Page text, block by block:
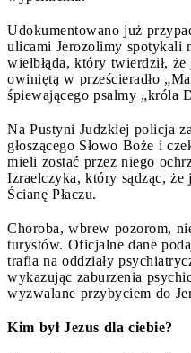
Udokumentowano już
ulicami Jerozolimy spotykali
wielbłąda, który twierdził,
owiniętą w prześcieradło
śpiewającego psalmy „króla
Na Pustyni Judzkiej policja
głoszącego Słowo Boże i
mieli zostać przez niego
Izraelczyka, który sądząc, że
Ścianę Płaczu.
Choroba, wbrew pozorom,
turystów. Oficjalne dane
trafia na oddziały
wykazując zaburzenia
wyzwalane przybyciem do
Kim był Jezus dla ciebie?